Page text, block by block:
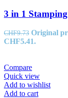
3 in 1
CHF9.73 Original
CHF5.41.
Compare
Quick view
Add to wishlist
Add to cart